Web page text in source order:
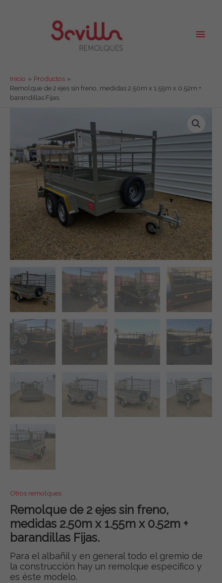
Inicio
Productos
Remolque de 2 ejes sin freno, medidas 2.50m x 1.55m x 0.52m +
barandillas Fijas.
Otros remolques
Remolque de 2 ejes sin freno,
medidas 2.50m x 1.55m x 0.52m +
barandillas Fijas.
Para el albañil y en general todo el gremio de
la construcción hay un remolque especifico y
es éste modelo.